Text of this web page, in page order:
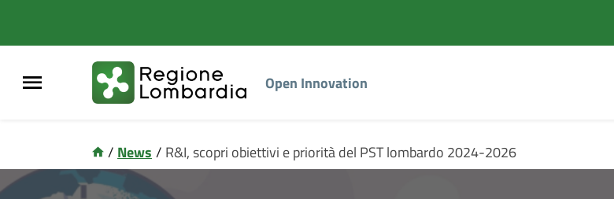
contenuto
footer
Open Innovation
/ News / R&I, scopri obiettivi e priorità del PST lombardo 2024-2026